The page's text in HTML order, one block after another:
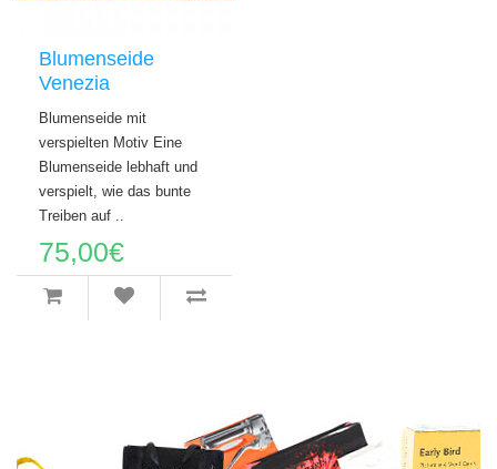
Blumenseide
Venezia
Blumenseide mit
verspielten Motiv Eine
Blumenseide lebhaft und
verspielt, wie das bunte
Treiben auf ..
75,00€